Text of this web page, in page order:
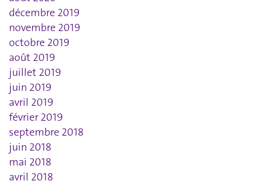
décembre 2019
novembre 2019
octobre 2019
août 2019
juillet 2019
juin 2019
avril 2019
février 2019
septembre 2018
juin 2018
mai 2018
avril 2018